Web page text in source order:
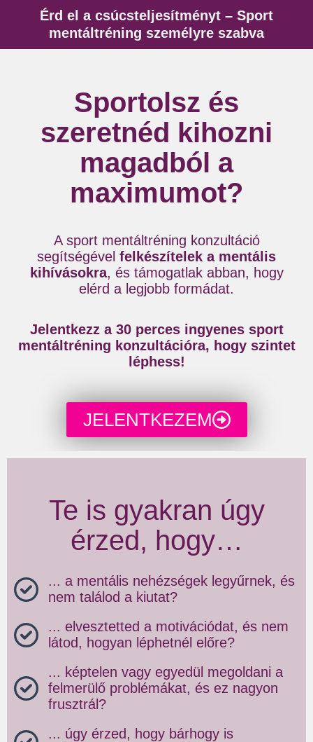
Érd el a csúcsteljesítményt – Sport
mentáltréning személyre szabva
Sportolsz és
szeretnéd kihozni
magadból a
maximumot?
A sport mentáltréning konzultáció
segítségével felkészítelek a mentális
kihívásokra, és támogatlak abban, hogy
elérd a legjobb formádat.
Jelentkezz a 30 perces ingyenes sport
mentáltréning konzultációra, hogy szintet
léphess!
JELENTKEZEM
Te is gyakran úgy
érzed, hogy…
... a mentális nehézségek legyűrnek, és
nem találod a kiutat?
... elvesztetted a motivációdat, és nem
látod, hogyan léphetnél előre?
... képtelen vagy egyedül megoldani a
felmerülő problémákat, és ez nagyon
frusztrál?
... úgy érzed, hogy bárhogy is